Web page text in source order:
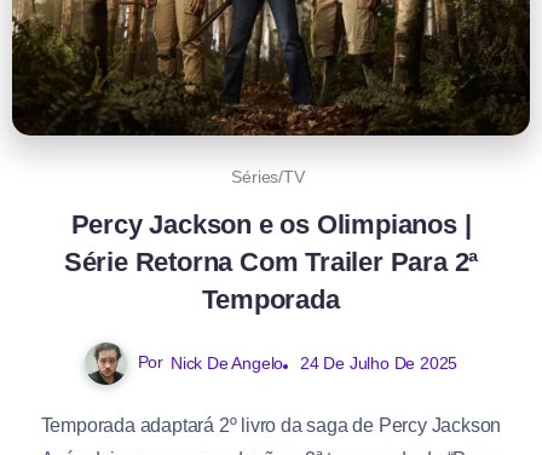
Séries/TV
Percy Jackson e os Olimpianos |
Série Retorna Com Trailer Para 2ª
Temporada
Por Nick De Angelo 24 De Julho De 2025
Temporada adaptará 2º livro da saga de Percy Jackson